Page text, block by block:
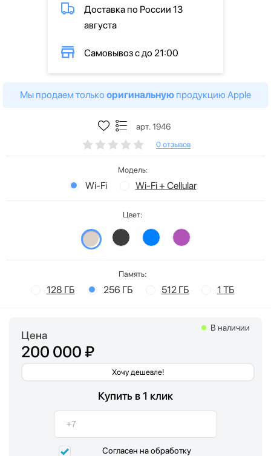
Доставка по России 13
августа
Самовывоз с до 21:00
Мы продаем только оригинальную продукцию Apple
арт. 1946
0 отзывов
Модель:
Wi-Fi Wi-Fi + Cellular
Цвет:
Память:
128 ГБ 256 ГБ 512 ГБ 1 ТБ
Цена
200 000 ₽
Хочу дешевле!
В наличии
Купить в 1 клик
Согласен на обработку